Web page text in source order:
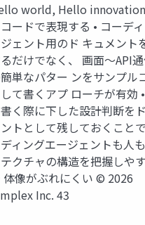
world, Hello
ードで表現する • コーデ
ェント用のド キュメント
だけでなく、 画面～API
単なパター ンをサンプル
て書くアプ ローチが有効
く際に下した設計判断を
トとして残しておくこと
ィングエージェントも人
クチャの構造を把握しやす
体像がぶれにくい ©️ 2026
Inc. 43